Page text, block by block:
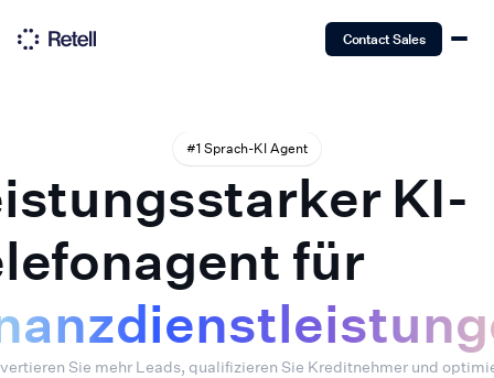
Contact Sales
#1 Sprach-KI Agent
KI-
für
Sie mehr Leads, qualifizieren Sie Kreditnehmer und